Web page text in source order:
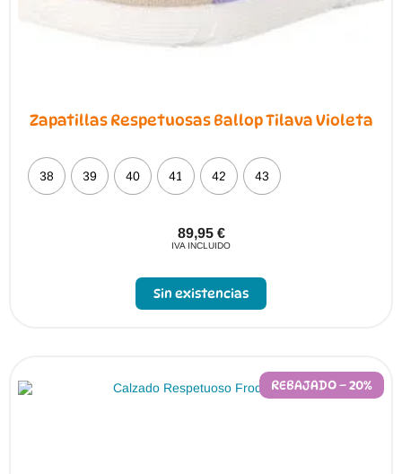
Zapatillas Respetuosas Ballop Tilava Violeta
38 39 40 41 42 43
89,95 €
IVA INCLUIDO
Sin existencias
REBAJADO – 20%